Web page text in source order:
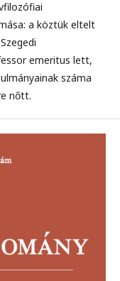
a köztük eltelt
emeritus lett,
száma
nőtt.